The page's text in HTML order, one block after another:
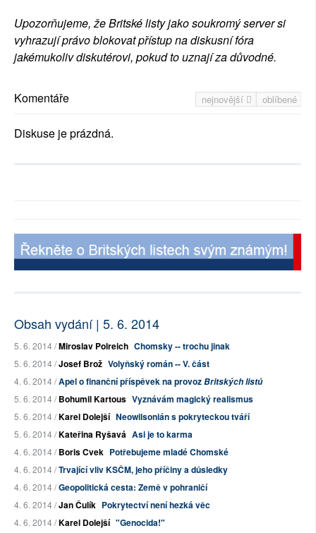
Upozorňujeme, že Britské listy jako soukromý server si
vyhrazují právo blokovat přístup na diskusní fóra
jakémukoliv diskutérovi, pokud to uznají za důvodné.
nejnovější oblíbené
Komentáře
Diskuse je prázdná.
Obsah vydání | 5. 6. 2014
5. 6. 2014 /Miroslav Polreich Chomsky -- trochu jinak
5. 6. 2014 /Josef Brož Volyňský román -- V. část
4. 6. 2014 /Apel o finanční příspěvek na provozBritských listů
5. 6. 2014 /Bohumil Kartous Vyznávám magický realismus
5. 6. 2014 /Karel Dolejší Neowilsonián s pokryteckou tváří
5. 6. 2014 /Kateřina Ryšavá Asi je to karma
4. 6. 2014 /Boris Cvek Potřebujeme mladé Chomské
4. 6. 2014 /Trvající vliv KSČM, jeho příčiny a důsledky
4. 6. 2014 /Geopolitická cesta: Země v pohraničí
4. 6. 2014 /Jan Čulík Pokrytectví není hezká věc
4. 6. 2014 /Karel Dolejší "Genocida!"